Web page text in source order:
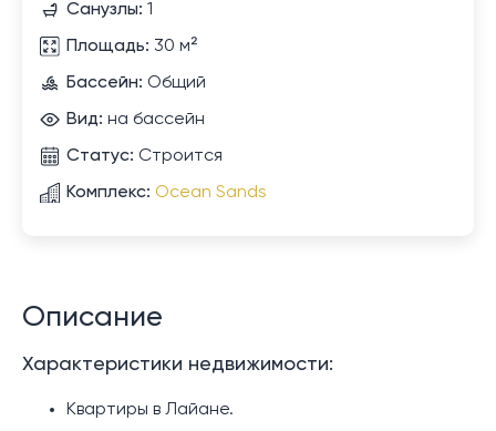
Санузлы: 1
Площадь: 30 м²
Бассейн: Общий
Вид: на бассейн
Статус: Строится
Комплекс: Ocean Sands
Описание
Характеристики недвижимости:
Квартиры в Лайане.